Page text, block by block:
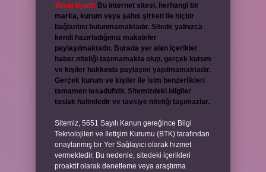
Yasal Uyarı: Bu internet sitesi, herhangi bir
marka, kurum veya şahıs şirketi ile hiçbir
bağlantısı bulunmamaktadır. Sitede yalnızca
kendi hazırladığımız makaleler
paylaşılmaktadır. Burada yer alan içerikler
haber niteliği taşımamakta olup, gerçek kurum
ve kişiler hakkında paylaşım yapılmamaktadır.
Gerçek kurum ve kişiler ile isim benzerlikleri
tamamen tesadüfidir. Sitemizdeki bilgiler
taslak halindedir ve tavsiye niteliği taşımazlar.
Sitemiz, 5651 Sayılı Kanun gereğince Bilgi
Teknolojileri ve İletişim Kurumu (BTK) tarafından
onaylanmış bir Yer Sağlayıcı olarak hizmet
vermektedir. Bu nedenle, sitedeki içerikleri
proaktif olarak denetleme veya araştırma